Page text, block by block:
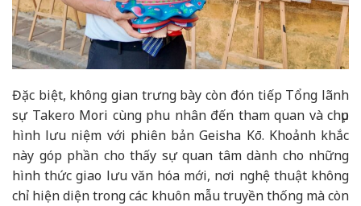
Đặc biệt, không gian trưng bày còn đón tiếp Tổng lãnh
sự Takero Mori cùng phu nhân đến tham quan và chụp
hình lưu niệm với phiên bản Geisha Kō. Khoảnh khắc
này góp phần cho thấy sự quan tâm dành cho những
hình thức giao lưu văn hóa mới, nơi nghệ thuật không
chỉ hiện diện trong các khuôn mẫu truyền thống mà còn